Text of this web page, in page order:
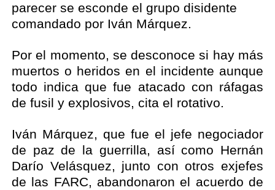
parecer se esconde el grupo disidente
comandado por Iván Márquez.
Por el momento, se desconoce si hay más
muertos o heridos en el incidente aunque
todo indica que fue atacado con ráfagas
de fusil y explosivos, cita el rotativo.
Iván Márquez, que fue el jefe negociador
de paz de la guerrilla, así como Hernán
Darío Velásquez, junto con otros exjefes
de las FARC, abandonaron el acuerdo de